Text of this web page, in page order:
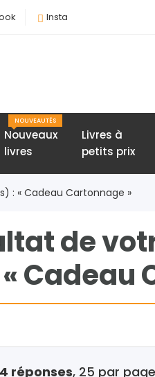
Insta
Nouveaux
livres
NOUVEAUTÉS
Livres à
petits prix
: « Cadeau Cartonnage »
de
« Cadeau
réponses, 25 par